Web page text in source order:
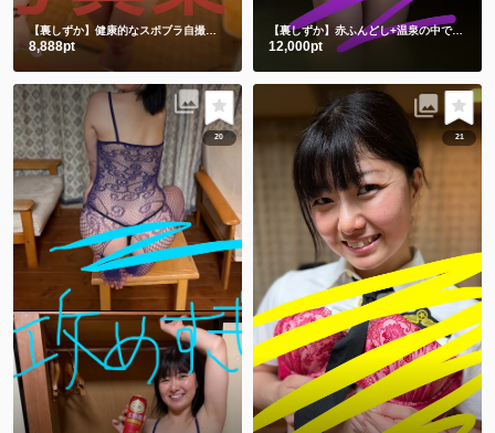
【裏しずか】健康的なスポブラ自撮り🤳 ショート動画１本と写真50枚
8,888pt
【裏しずか】赤ふんどし+温泉の中で湯あみぎを着る🫣ショート動画２本と写真100枚セット
12,000pt
20 21